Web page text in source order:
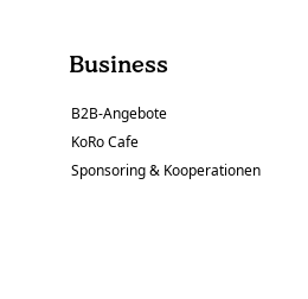
Business
B2B-Angebote
KoRo Cafe
Sponsoring & Kooperationen